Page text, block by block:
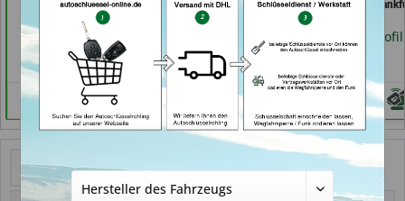
Arolsen)
Händlerprofil
(in Hamburg)
Händlerprofil
Frankfurt (in
Händlerprofil